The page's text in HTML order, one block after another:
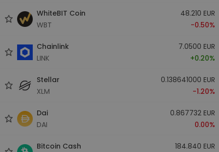
WhiteBIT Coin
WBT
48.210 EUR
-0.50%
Chainlink
LINK
7.0500 EUR
+0.20%
Stellar
XLM
0.138641000 EUR
-1.20%
Dai
DAI
0.867732 EUR
0.00%
Bitcoin Cash
184.840 EUR